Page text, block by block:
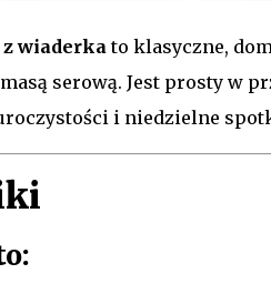
wiaderka to klasyczne,
serową. Jest prosty w
i niedzielne